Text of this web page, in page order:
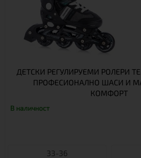
ДЕТСКИ РЕГУЛИРУЕМИ РОЛЕРИ
ПРОФЕСИОНАЛНО ШАСИ И
КОМФОРТ
В наличност
33-36